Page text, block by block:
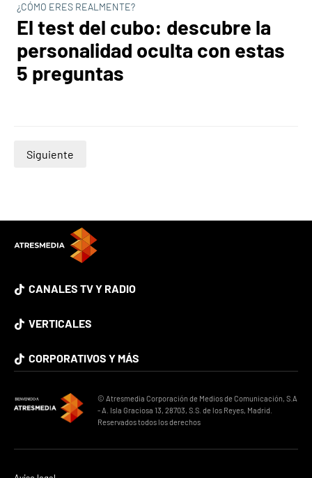
¿CÓMO ERES REALMENTE?
El test del cubo: descubre la
personalidad oculta con estas
5 preguntas
Siguiente
CANALES TV Y RADIO
VERTICALES
CORPORATIVOS Y MÁS
© Atresmedia Corporación de Medios de Comunicación, S.A
- A. Isla Graciosa 13, 28703, S.S. de los Reyes, Madrid.
Reservados todos los derechos